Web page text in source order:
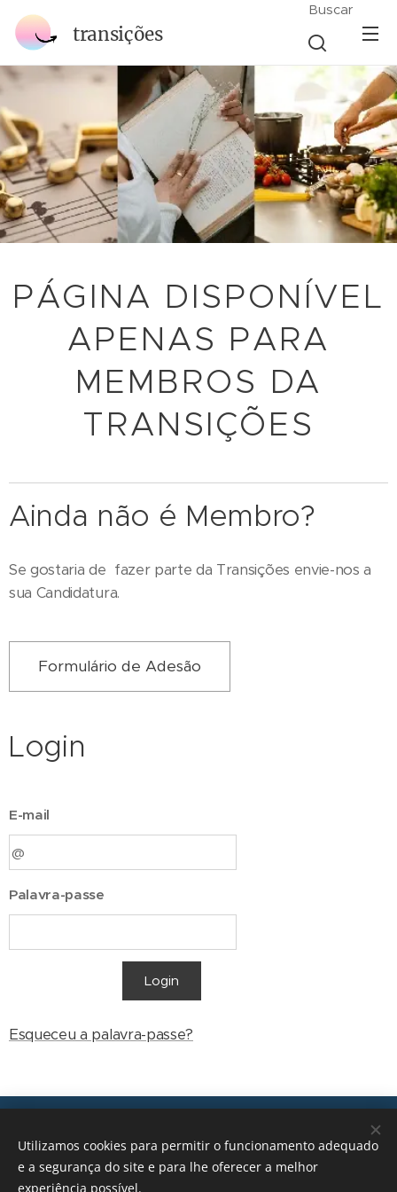
transições
Buscar
PÁGINA DISPONÍVEL
APENAS PARA
MEMBROS DA
TRANSIÇÕES
Ainda não é Membro?
Se gostaria de fazer parte da Transições envie-nos a
sua Candidatura.
Formulário de Adesão
Login
E-mail
Palavra-passe
Login
Esqueceu a palavra-passe?
geral@transicoes.pt
Utilizamos cookies para permitir o funcionamento adequado
e a segurança do site e para lhe oferecer a melhor
experiência possível.